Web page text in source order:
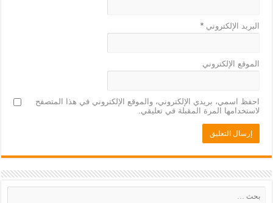
البريد الإلكتروني*
الموقع الإلكتروني
احفظ اسمي، بريدي الإلكتروني، والموقع الإلكتروني في هذا المتصفح
لاستخدامها المرة المقبلة في تعليقي.